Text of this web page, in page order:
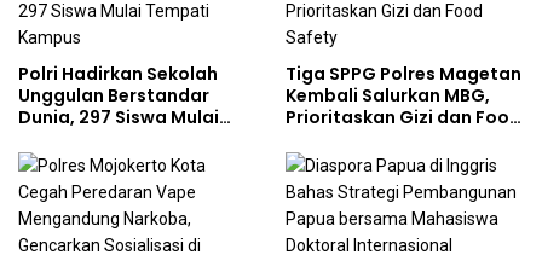
Polri Hadirkan Sekolah
Unggulan Berstandar
Dunia, 297 Siswa Mulai
Tiga SPPG Polres Magetan
Kembali Salurkan MBG,
Prioritaskan Gizi dan Food